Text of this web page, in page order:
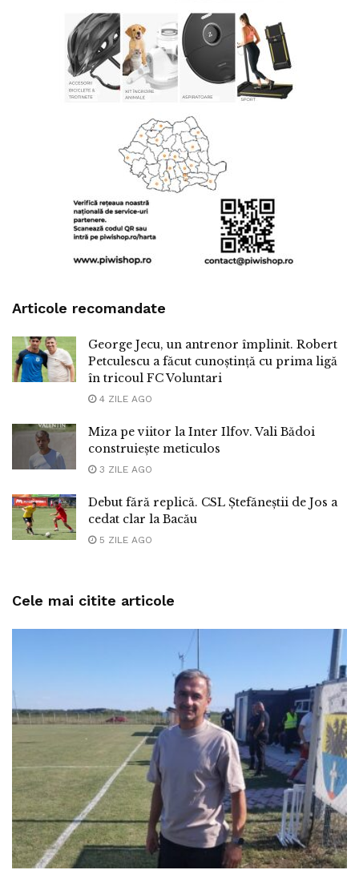
Articole recomandate
George Jecu, un antrenor împlinit. Robert
Petculescu a făcut cunoștință cu prima ligă
în tricoul FC Voluntari
4 ZILE AGO
Miza pe viitor la Inter Ilfov. Vali Bădoi
construiește meticulos
3 ZILE AGO
Debut fără replică. CSL Ștefăneștii de Jos a
cedat clar la Bacău
5 ZILE AGO
Cele mai citite articole